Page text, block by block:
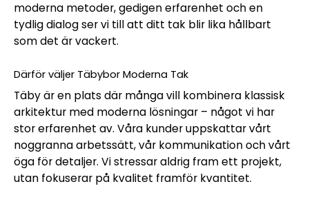
moderna metoder, gedigen erfarenhet och en
tydlig dialog ser vi till att ditt tak blir lika hållbart
som det är vackert.
Därför väljer Täbybor Moderna Tak
Täby är en plats där många vill kombinera klassisk
arkitektur med moderna lösningar – något vi har
stor erfarenhet av. Våra kunder uppskattar vårt
noggranna arbetssätt, vår kommunikation och vårt
öga för detaljer. Vi stressar aldrig fram ett projekt,
utan fokuserar på kvalitet framför kvantitet.